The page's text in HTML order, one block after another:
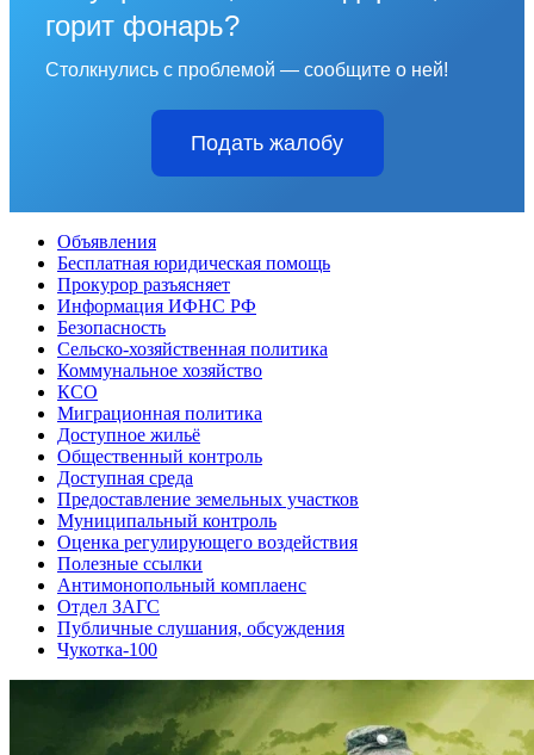
горит фонарь?
Столкнулись с проблемой — сообщите о ней!
Подать жалобу
Объявления
Бесплатная юридическая помощь
Прокурор разъясняет
Информация ИФНС РФ
Безопасность
Сельско-хозяйственная политика
Коммунальное хозяйство
КСО
Миграционная политика
Доступное жильё
Общественный контроль
Доступная среда
Предоставление земельных участков
Муниципальный контроль
Оценка регулирующего воздействия
Полезные ссылки
Антимонопольный комплаенс
Отдел ЗАГС
Публичные слушания, обсуждения
Чукотка-100